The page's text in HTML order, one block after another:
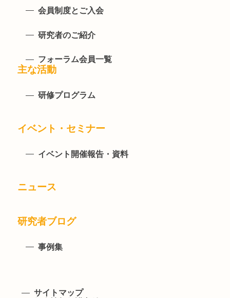
会員制度とご入会
研究者のご紹介
フォーラム会員一覧
主な活動
研修プログラム
イベント・セミナー
イベント開催報告・資料
ニュース
研究者ブログ
事例集
サイトマップ